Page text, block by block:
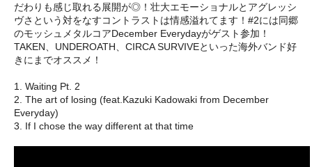
だわりも感じ取れる展開が◎！壮大エモーショナルとアグレッシ
ヴさという対をなすコントラストは情感溢れてます！#2には同郷
のモッシュメタルコアDecember Everydayがゲスト参加！
TAKEN、UNDEROATH、CIRCA SURVIVEといった海外バンド好
きにまでオススメ！
1. Waiting Pt. 2
2. The art of losing (feat.Kazuki Kadowaki from December
Everyday)
3. If I chose the way different at that time